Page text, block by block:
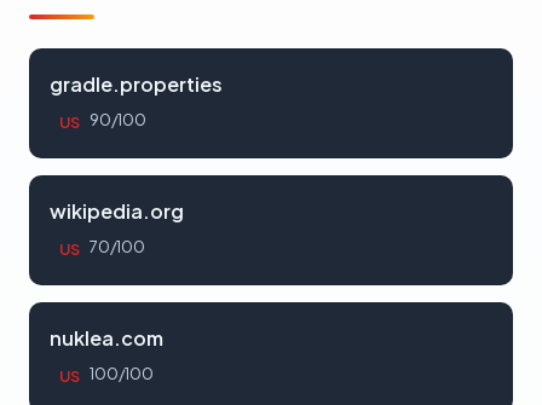
gradle.properties
US 90/100
wikipedia.org
US 70/100
nuklea.com
US 100/100